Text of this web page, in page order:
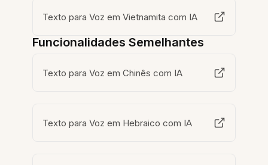
Texto para Voz em Vietnamita com IA
Funcionalidades Semelhantes
Texto para Voz em Chinês com IA
Texto para Voz em Hebraico com IA